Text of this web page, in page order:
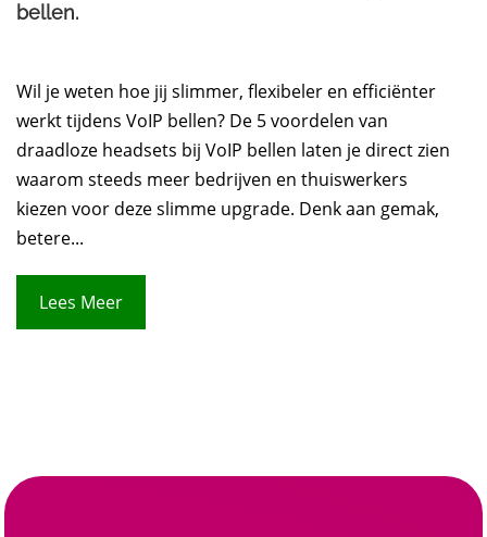
bellen.
Wil je weten hoe jij slimmer, flexibeler en efficiënter
werkt tijdens VoIP bellen? De 5 voordelen van
draadloze headsets bij VoIP bellen laten je direct zien
waarom steeds meer bedrijven en thuiswerkers
kiezen voor deze slimme upgrade. Denk aan gemak,
betere...
Lees Meer